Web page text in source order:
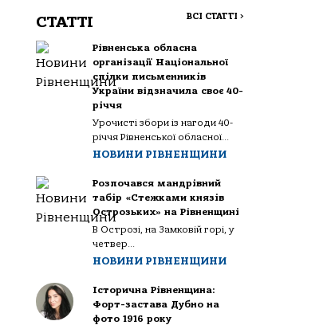
СТАТТІ ВСІ СТАТТІ >
Рівненська обласна
організації Національної
спілки письменників
України відзначила своє 40-
річчя
Урочисті збори із нагоди 40-
річчя Рівненської обласної...
НОВИНИ РІВНЕНЩИНИ
Розпочався мандрівний
табір «Стежками князів
Острозьких» на Рівненщині
В Острозі, на Замковій горі, у
четвер...
НОВИНИ РІВНЕНЩИНИ
Історична Рівненщина:
Форт-застава Дубно на
фото 1916 року